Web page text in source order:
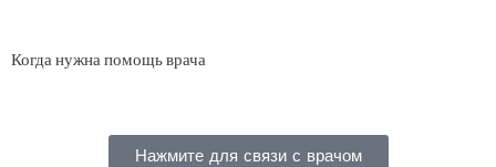
Когда нужна помощь врача
Нажмите для связи с врачом